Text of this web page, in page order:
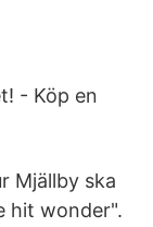
- Köp en
Mjällby ska
hit wonder".